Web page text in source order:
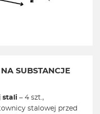
SUBSTANCJE
stali – 4 szt.,
stalowej przed